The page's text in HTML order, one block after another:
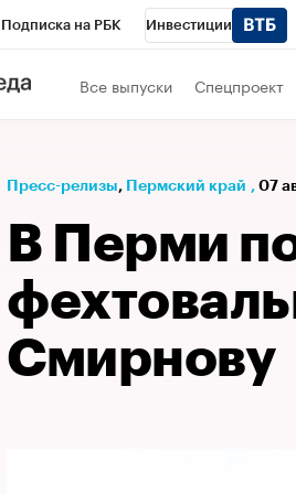
Подписка на РБК Инвестиции
Телеканал
Спецпроекты
Рынок наличной валюты
Все выпуски Спецпроект
Пресс-релизы⁠, Пермский край , 07
В Перми
Смирнову